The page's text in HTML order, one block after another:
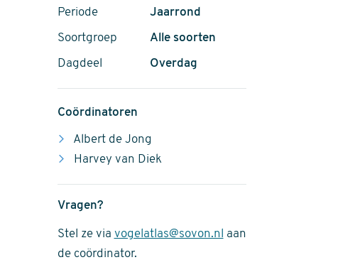
Periode Jaarrond
Soortgroep Alle soorten
Dagdeel Overdag
Coördinatoren
Albert de Jong
Harvey van Diek
Vragen?
Stel ze via vogelatlas@sovon.nl
aan
de coördinator.